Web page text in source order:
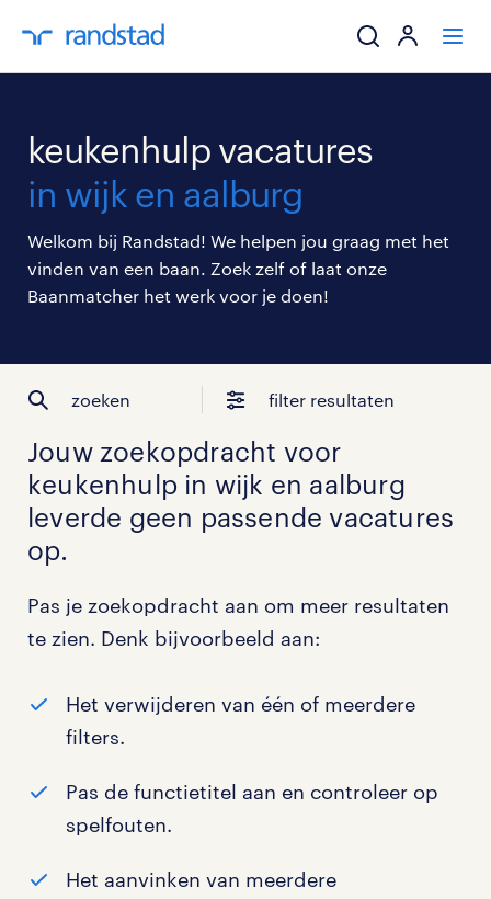
werkgevers
mijn carrière
over randstad
keukenhulp vacatures
in wijk en aalburg
Welkom bij Randstad! We helpen jou graag met het
vinden van een baan. Zoek zelf of laat onze
Baanmatcher het werk voor je doen!
zoeken filter resultaten
Jouw zoekopdracht voor
keukenhulp in wijk en aalburg
leverde geen passende vacatures
op.
Pas je zoekopdracht aan om meer resultaten
te zien. Denk bijvoorbeeld aan:
Het verwijderen van één of meerdere
filters.
Pas de functietitel aan en controleer op
spelfouten.
Het aanvinken van meerdere